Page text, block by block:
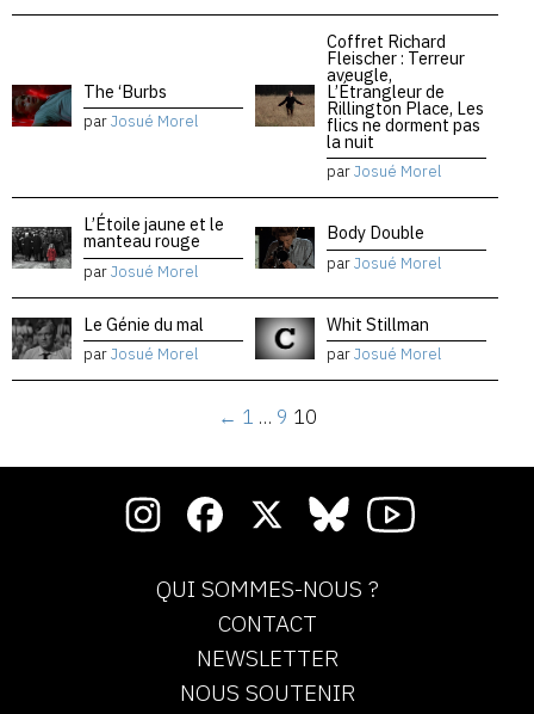
The ‘Burbs
parJosué Morel
Coffret Richard
Fleischer : Terreur
aveugle,
L’Étrangleur de
Rillington Place, Les
flics ne dorment pas
la nuit
parJosué Morel
L’Étoile jaune et le
manteau rouge
parJosué Morel
Body Double
parJosué Morel
Le Génie du mal
parJosué Morel
Whit Stillman
parJosué Morel
← 1 … 9 10
QUI SOMMES-NOUS ?
CONTACT
NEWSLETTER
NOUS SOUTENIR